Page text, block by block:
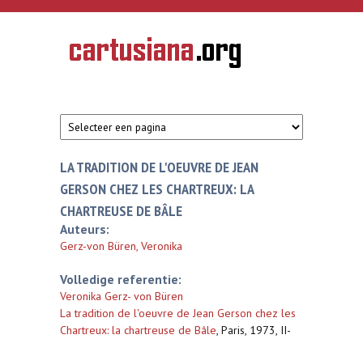
Overslaan en naar de inhoud gaan
CARTUSIANA
Geschiedenis
van de
LA TRADITION DE L'OEUVRE DE JEAN
GERSON CHEZ LES CHARTREUX: LA
CHARTREUSE DE BÂLE
Auteurs:
Gerz-von Büren, Veronika
Volledige referentie:
Veronika Gerz- von Büren
La tradition de l'oeuvre de Jean Gerson chez les
Chartreux: la chartreuse de Bâle, Paris, 1973, II-